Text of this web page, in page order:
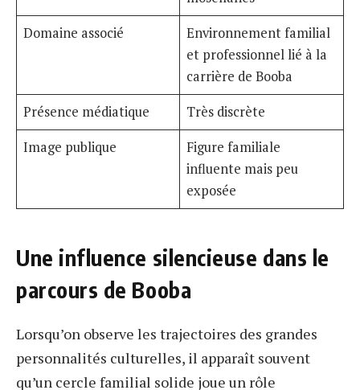
Domaine associé
Environnement familial
et professionnel lié à la
carrière de Booba
Présence médiatique
Très discrète
Image publique
Figure familiale
influente mais peu
exposée
Une influence silencieuse dans le
parcours de Booba
Lorsqu’on observe les trajectoires des grandes
personnalités culturelles, il apparaît souvent
qu’un cercle familial solide joue un rôle